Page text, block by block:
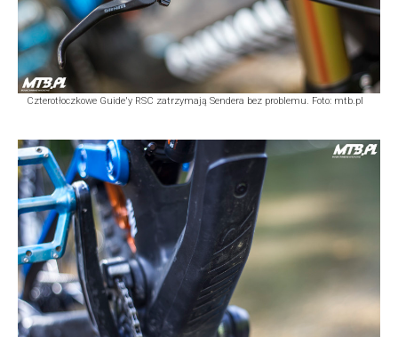
Czterotłoczkowe Guide'y RSC zatrzymają Sendera bez problemu. Foto: mtb.pl